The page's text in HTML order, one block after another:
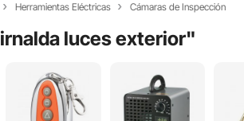
Herramientas Eléctricas Cámaras de Inspección
luces exterior"